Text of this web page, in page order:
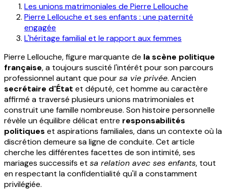
Les unions matrimoniales de Pierre Lellouche
Pierre Lellouche et ses enfants : une paternité
engagée
L'héritage familial et le rapport aux femmes
Pierre Lellouche, figure marquante de la scène politique
française, a toujours suscité l'intérêt pour son parcours
professionnel autant que poursa vie privée. Ancien
secrétaire d'État et député, cet homme au caractère
affirmé a traversé plusieurs unions matrimoniales et
construit une famille nombreuse. Son histoire personnelle
révèle un équilibre délicat entre responsabilités
politiques et aspirations familiales, dans un contexte où la
discrétion demeure sa ligne de conduite. Cet article
cherche les différentes facettes de son intimité, ses
mariages successifs et sa relation avec ses enfants, tout
en respectant la confidentialité qu'il a constamment
privilégiée.